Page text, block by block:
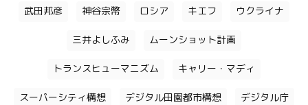
武田邦彦 神谷宗幣 ロシア キエフ ウクライナ
三井よしふみ ムーンショット計画
トランスヒューマニズム キャリー・マディ
スーパーシティ構想 デジタル田園都市構想 デジタル庁